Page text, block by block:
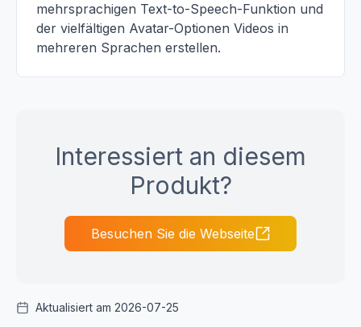
mehrsprachigen Text-to-Speech-Funktion und
der vielfältigen Avatar-Optionen Videos in
mehreren Sprachen erstellen.
Interessiert an diesem
Produkt?
Besuchen Sie die Webseite
Aktualisiert am 2026-07-25